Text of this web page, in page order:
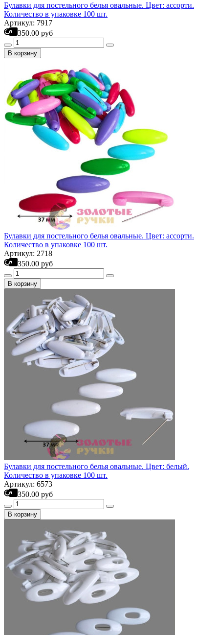
Булавки для постельного белья овальные. Цвет: ассорти.
Количество в упаковке 100 шт.
Артикул: 7917
350.00 руб
В корзину
Булавки для постельного белья овальные. Цвет: ассорти.
Количество в упаковке 100 шт.
Артикул: 2718
350.00 руб
В корзину
Булавки для постельного белья овальные. Цвет: белый.
Количество в упаковке 100 шт.
Артикул: 6573
350.00 руб
В корзину